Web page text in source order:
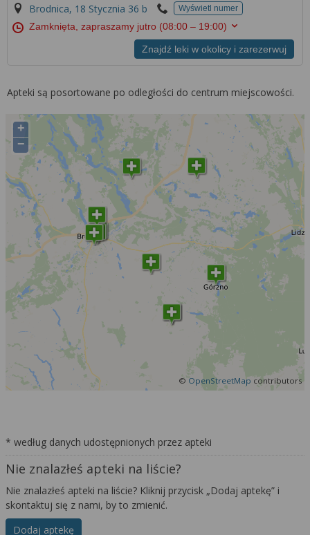
Brodnica, 18 Stycznia 36 b Wyświetl numer
Zamknięta, zapraszamy jutro (08:00 – 19:00)
Znajdź leki w okolicy i zarezerwuj
Apteki są posortowane po odległości do centrum miejscowości.
+
−
© OpenStreetMap contributors
* według danych udostępnionych przez apteki
Nie znalazłeś apteki na liście?
Nie znalazłeś apteki na liście? Kliknij przycisk „Dodaj aptekę” i
skontaktuj się z nami, by to zmienić.
Dodaj aptekę